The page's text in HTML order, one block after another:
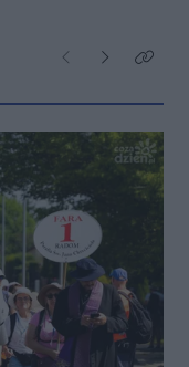
Poprzednie
NastępneKliknij